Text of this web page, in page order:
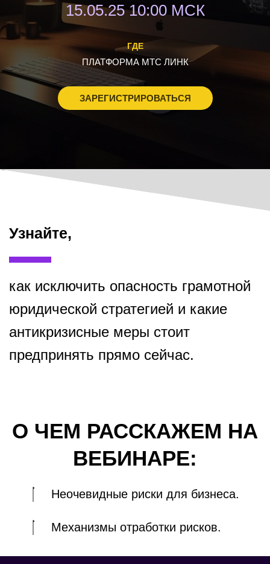
15.05.25 10:00 МСК
ГДЕ
ПЛАТФОРМА МТС ЛИНК
ЗАРЕГИСТРИРОВАТЬСЯ
Узнайте,
как исключить опасность грамотной
юридической стратегией и какие
антикризисные меры стоит
предпринять прямо сейчас.
О ЧЕМ РАССКАЖЕМ НА
ВЕБИНАРЕ:
Неочевидные риски для бизнеса.
Механизмы отработки рисков.